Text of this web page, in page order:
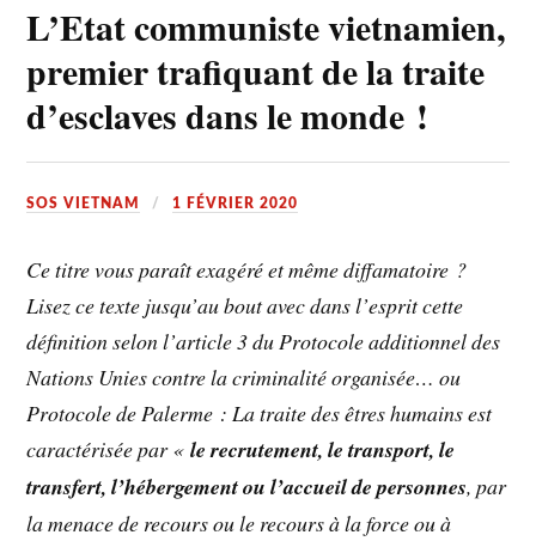
L’Etat communiste vietnamien,
premier trafiquant de la traite
d’esclaves dans le monde !
SOS VIETNAM 1 FÉVRIER 2020
Ce titre vous paraît exagéré et même diffamatoire ?
Lisez ce texte jusqu’au bout avec dans l’esprit cette
définition selon l’article 3 du Protocole additionnel des
Nations Unies contre la criminalité organisée… ou
Protocole de Palerme : La traite des êtres humains est
caractérisée par «le recrutement, le transport, le
transfert, l’hébergement ou l’accueil de personnes, par
la menace de recours ou le recours à la force ou à